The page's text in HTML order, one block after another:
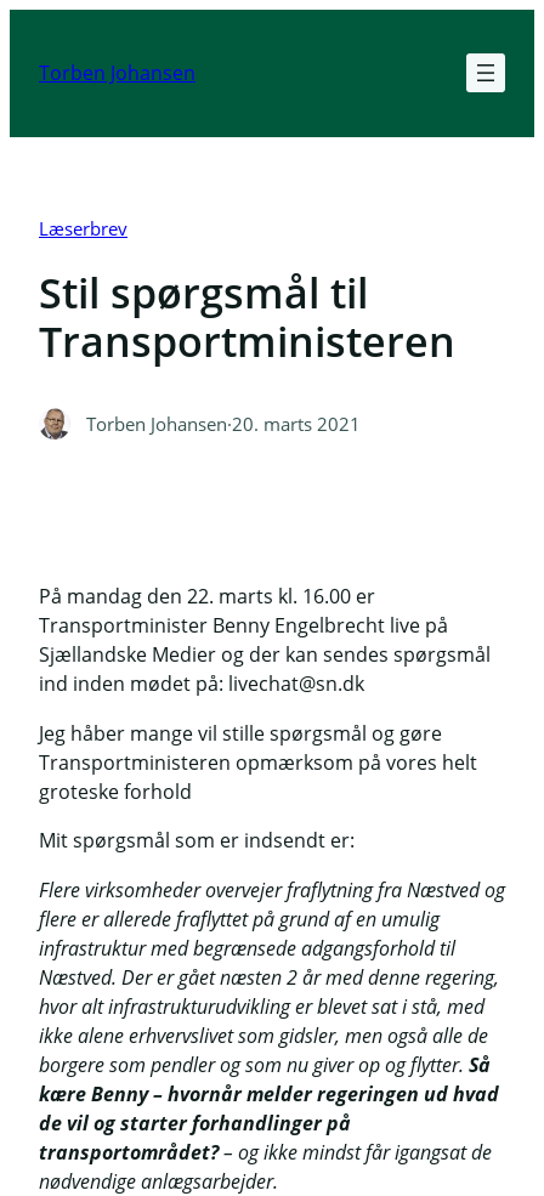
indhold
Torben Johansen
Læserbrev
Stil spørgsmål til
Transportministeren
Torben Johansen·20. marts 2021
På mandag den 22. marts kl. 16.00 er
Transportminister Benny Engelbrecht live på
Sjællandske Medier og der kan sendes spørgsmål
ind inden mødet på: livechat@sn.dk
Jeg håber mange vil stille spørgsmål og gøre
Transportministeren opmærksom på vores helt
groteske forhold
Mit spørgsmål som er indsendt er:
Flere virksomheder overvejer fraflytning fra Næstved og
flere er allerede fraflyttet på grund af en umulig
infrastruktur med begrænsede adgangsforhold til
Næstved. Der er gået næsten 2 år med denne regering,
hvor alt infrastrukturudvikling er blevet sat i stå, med
ikke alene erhvervslivet som gidsler, men også alle de
borgere som pendler og som nu giver op og flytter. Så
kære Benny – hvornår melder regeringen ud hvad
de vil og starter forhandlinger på
transportområdet?– og ikke mindst får igangsat de
nødvendige anlægsarbejder.